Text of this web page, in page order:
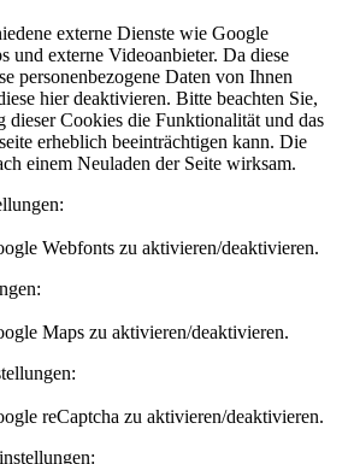
externe Dienste wie Google
und externe Videoanbieter. Da diese
personenbezogene Daten von Ihnen
hier deaktivieren. Bitte beachten Sie,
dieser Cookies die Funktionalität und das
erheblich beeinträchtigen kann. Die
einem Neuladen der Seite wirksam.
Webfonts zu aktivieren/deaktivieren.
Maps zu aktivieren/deaktivieren.
reCaptcha zu aktivieren/deaktivieren.